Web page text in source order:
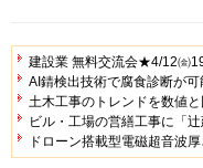
建設業 無料交流会★4/12㈮
AI錆検出技術で腐食診断が
土木工事のトレンドを数値
ビル・工場の営繕工事に「
ドローン搭載型電磁超音波